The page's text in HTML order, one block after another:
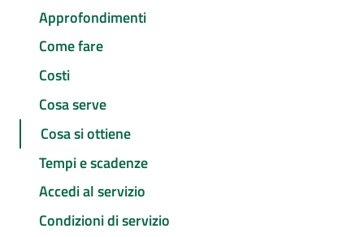
Approfondimenti
Come fare
Costi
Cosa serve
Cosa si ottiene
Tempi e scadenze
Accedi al servizio
Condizioni di servizio